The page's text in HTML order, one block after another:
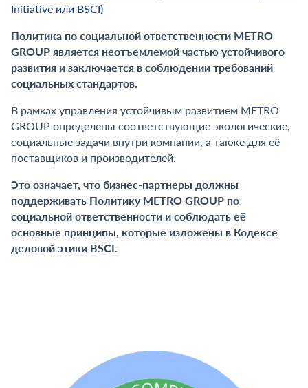
Initiative или BSCI)
Политика по социальной ответственности METRO
GROUP является неотъемлемой частью устойчивого
развития и заключается в соблюдении требований
социальных стандартов.
В рамках управления устойчивым развитием METRO
GROUP определены соответствующие экологические,
социальные задачи внутри компании, а также для её
поставщиков и производителей.
Это означает, что бизнес-партнеры должны
поддерживать Политику METRO GROUP по
социальной ответственности и соблюдать её
основные принципы, которые изложены в Кодексе
деловой этики BSCI.